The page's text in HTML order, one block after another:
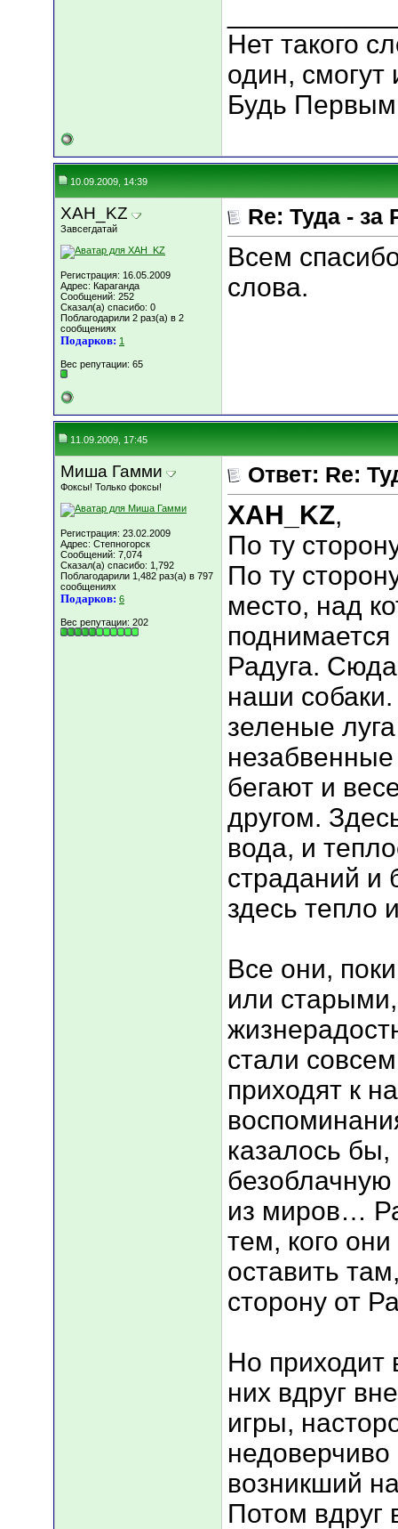
Нет такого
один, смогут
Будь
10.09.2009, 14:39
XAH_KZ
Завсегдатай
Регистрация: 16.05.2009
Адрес: Караганда
Сообщений: 252
Сказал(а) спасибо: 0
Поблагодарили 2 раз(а) в 2
сообщениях
Подарков: 1
Вес репутации: 65
Re: Туда - за
Всем
слова.
11.09.2009, 17:45
Миша Гамми
Фоксы! Только фоксы!
Регистрация: 23.02.2009
Адрес: Степногорск
Сообщений: 7,074
Сказал(а) спасибо: 1,792
Поблагодарили 1,482 раз(а) в 797
сообщениях
Подарков: 6
Вес репутации: 202
Ответ: Re:
XAH_KZ,
По ту
По ту
место, над
Радуга.
наши
зеленые
незабвенные
бегают и
другом.
вода, и
страданий
здесь тепло
Все они,
или
стали
приходят к
казалось
из миров…
тем, кого
оставить
сторону от
Но приходит
них вдруг
игры,
недоверчиво
возникший
Потом вдруг